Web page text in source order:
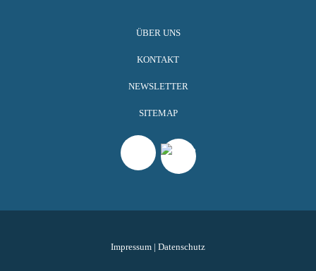
ÜBER UNS
KONTAKT
NEWSLETTER
SITEMAP
Impressum | Datenschutz